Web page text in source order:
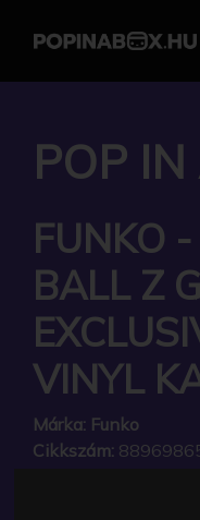
POP
FUNKO
BALL Z
VINYL
Márka: Funko
Cikkszám: